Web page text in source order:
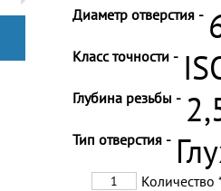
Диаметр отверстия -
Класс точности -
Глубина резьбы -
Тип отверстия -
Количество